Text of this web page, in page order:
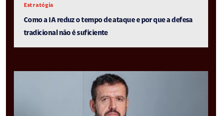
Estratégia
Como a IA reduz o tempo de ataque e por que a defesa
tradicional não é suficiente